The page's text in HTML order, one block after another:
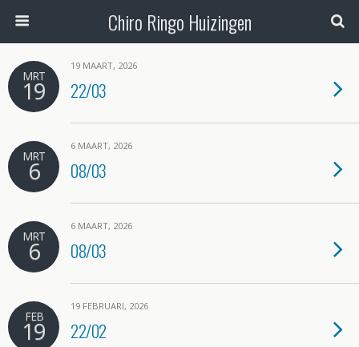
Chiro Ringo Huizingen
MRT
19
19 MAART, 2026
22/03
MRT
6
6 MAART, 2026
08/03
MRT
6
6 MAART, 2026
08/03
FEB
19
19 FEBRUARI, 2026
22/02